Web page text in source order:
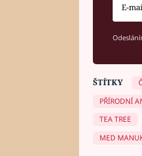
ŠTÍTKY
PŘÍRODNÍ
TEA TREE
MED